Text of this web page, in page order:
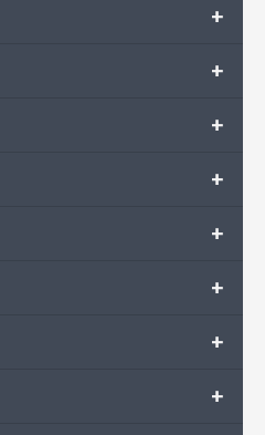
+
+
+
+
+
+
+
+